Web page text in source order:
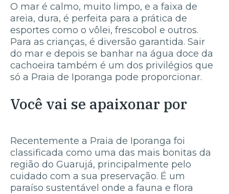
O mar é calmo, muito limpo, e a faixa de
areia, dura, é perfeita para a prática de
esportes como o vôlei, frescobol e outros.
Para as crianças, é diversão garantida. Sair
do mar e depois se banhar na água doce da
cachoeira também é um dos privilégios que
só a Praia de Iporanga pode proporcionar.
Você vai se apaixonar por
Recentemente a Praia de Iporanga foi
classificada como uma das mais bonitas da
região do Guarujá, principalmente pelo
cuidado com a sua preservação. É um
paraíso sustentável onde a fauna e flora